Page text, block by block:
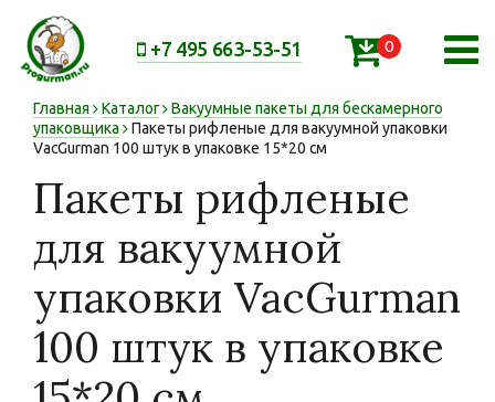
+7 495 663-53-51 0
Главная Каталог
Вакуумные пакеты для бескамерного
упаковщика
Пакеты рифленые для вакуумной упаковки
VacGurman 100 штук в упаковке 15*20 см
Пакеты рифленые
для вакуумной
упаковки VacGurman
100 штук в упаковке